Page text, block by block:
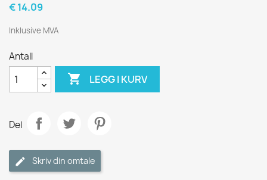
€ 14.09
Inklusive MVA
Antall
 LEGG I KURV
Del
Skriv din omtale